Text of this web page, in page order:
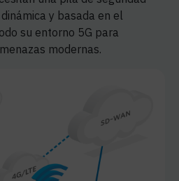
y basada en el
su entorno 5G para
modernas.